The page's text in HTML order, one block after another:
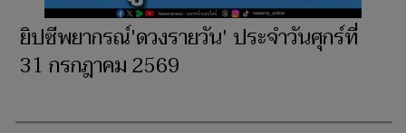
ยิปซีพยากรณ์'ดวงรายวัน' ประจำวันศุกร์ที่
31 กรกฎาคม 2569